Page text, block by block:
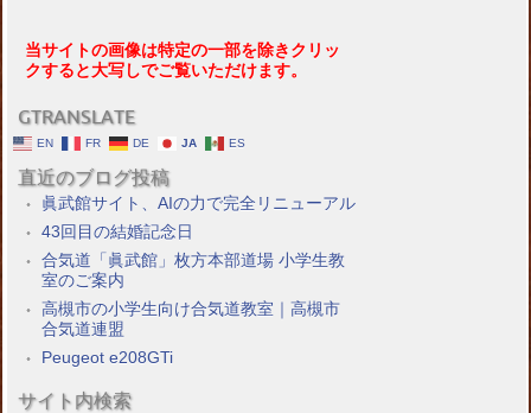
当サイトの画像は特定の一部を除きクリッ
クすると大写しでご覧いただけます。
GTRANSLATE
EN FR DE JA ES
直近のブログ投稿
眞武館サイト、AIの力で完全リニューアル
43回目の結婚記念日
合気道「眞武館」枚方本部道場 小学生教
室のご案内
高槻市の小学生向け合気道教室｜高槻市
合気道連盟
Peugeot e208GTi
サイト内検索